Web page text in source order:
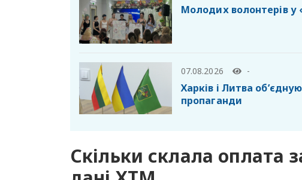
Молодих волонтерів у
07.08.2026 -
Харків і Литва
пропаганди
Скільки склала оплата